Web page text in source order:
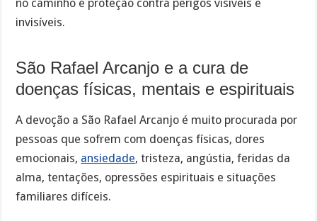
no caminho e proteção contra perigos visíveis e
invisíveis.
São Rafael Arcanjo e a cura de
doenças físicas, mentais e espirituais
A devoção a São Rafael Arcanjo é muito procurada por
pessoas que sofrem com doenças físicas, dores
emocionais, ansiedade, tristeza, angústia, feridas da
alma, tentações, opressões espirituais e situações
familiares difíceis.